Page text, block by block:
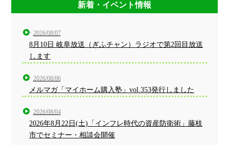
新着・イベント情報
2026/08/07
8月10日 岐阜放送（ぎふチャン）ラジオで第2回目放送
します
2026/08/06
メルマガ「マイホーム購入塾」vol.353発行しました
2026/08/04
2026年8月22日(土)「インフレ時代の資産防衛術」藤枝
市でセミナー・相談会開催